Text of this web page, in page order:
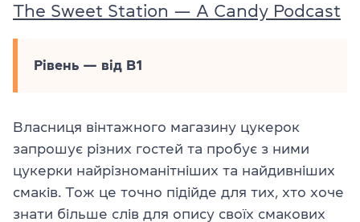
The Sweet Station — A Candy Podcast
Рівень — від В1
Власниця вінтажного магазину цукерок
запрошує різних гостей та пробує з ними
цукерки найрізноманітніших та найдивніших
смаків. Тож це точно підійде для тих, хто хоче
знати більше слів для опису своїх смакових